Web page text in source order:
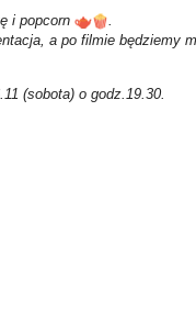
i popcorn
.
a po filmie będziemy
(sobota) o godz.19.30.